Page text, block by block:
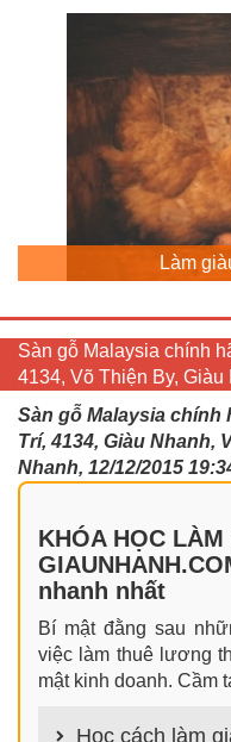
Làm
Sàn gỗ Malaysia chính
4134, Võ Thiện By,
Sàn gỗ Malaysia chính
Trí, 4134, Giàu Nhanh,
Nhanh, 12/12/2015
KHÓA HỌC LÀM
nhanh nhất
Bí mật đằng sau
việc làm thuê lương
mật kinh doanh. Cầm
Học cách làm